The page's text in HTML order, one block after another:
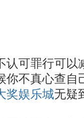
认可罪行可以
你不真心查自
奖娱乐城无疑